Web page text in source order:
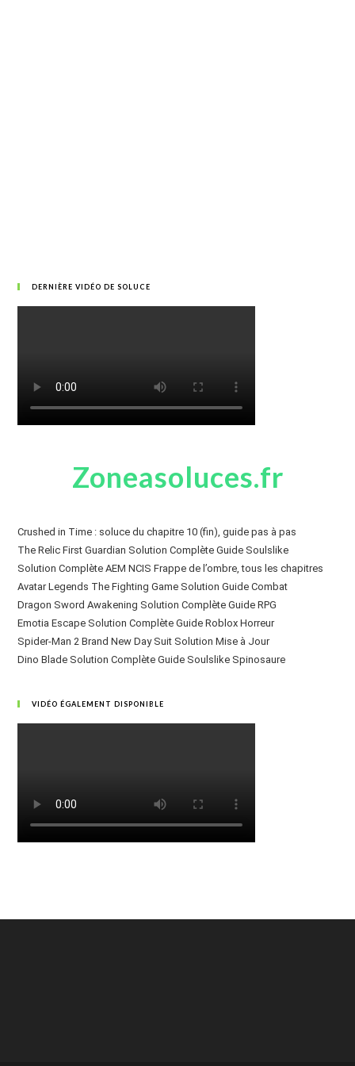
DERNIÈRE VIDÉO DE SOLUCE
Zoneasoluces.fr
Crushed in Time : soluce du chapitre 10 (fin), guide pas à pas
The Relic First Guardian Solution Complète Guide Soulslike
Solution Complète AEM NCIS Frappe de l’ombre, tous les chapitres
Avatar Legends The Fighting Game Solution Guide Combat
Dragon Sword Awakening Solution Complète Guide RPG
Emotia Escape Solution Complète Guide Roblox Horreur
Spider-Man 2 Brand New Day Suit Solution Mise à Jour
Dino Blade Solution Complète Guide Soulslike Spinosaure
VIDÉO ÉGALEMENT DISPONIBLE